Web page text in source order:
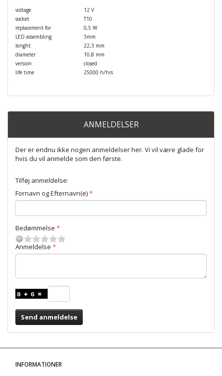
voltage
12 V
socket
T10
replacement for
0,5 W
LED assembling
3mm
lenght
22,3 mm
diameter
10,8 mm
version
closed
life time
25000 h/hrs
ANMELDELSER
Der er endnu ikke nogen anmeldelser her. Vi vil være glade for
hvis du vil anmelde som den første.
Tilføj anmeldelse:
Fornavn og Efternavn(e)
Bedømmelse
Anmeldelse
Send anmeldelse
INFORMATIONER